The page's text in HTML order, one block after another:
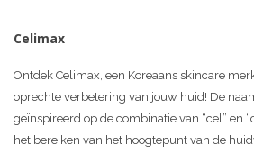
Celimax
Ontdek Celimax, een Koreaans skincare
oprechte verbetering van jouw huid! De
geïnspireerd op de combinatie van “cel” en
het bereiken van het hoogtepunt van de